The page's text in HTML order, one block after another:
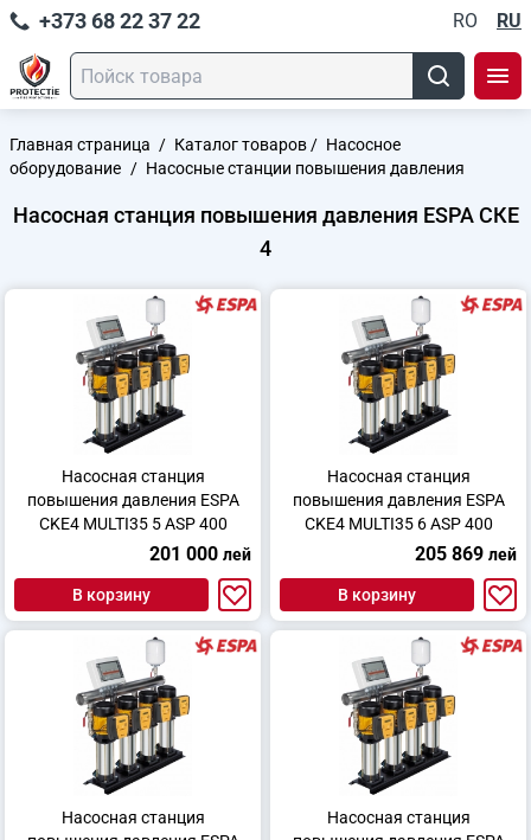
+373 68 22 37 22 RO RU
Главная страница / Каталог товаров / Насосное
оборудование / Насосные станции повышения давления
Насосная станция повышения давления ESPA СКЕ
4
Насосная станция
повышения давления ESPA
CKE4 MULTI35 5 ASP 400
201 000 лей
В корзину
Насосная станция
повышения давления ESPA
CKE4 MULTI35 6 ASP 400
205 869 лей
В корзину
Насосная станция
Насосная станция